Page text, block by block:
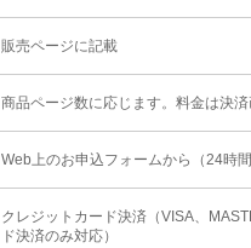
販売ページに記載
商品ページ数に応じます。料金は決
Web上のお申込フォームから（24時
クレジットカード決済（VISA、
ド決済のみ対応）